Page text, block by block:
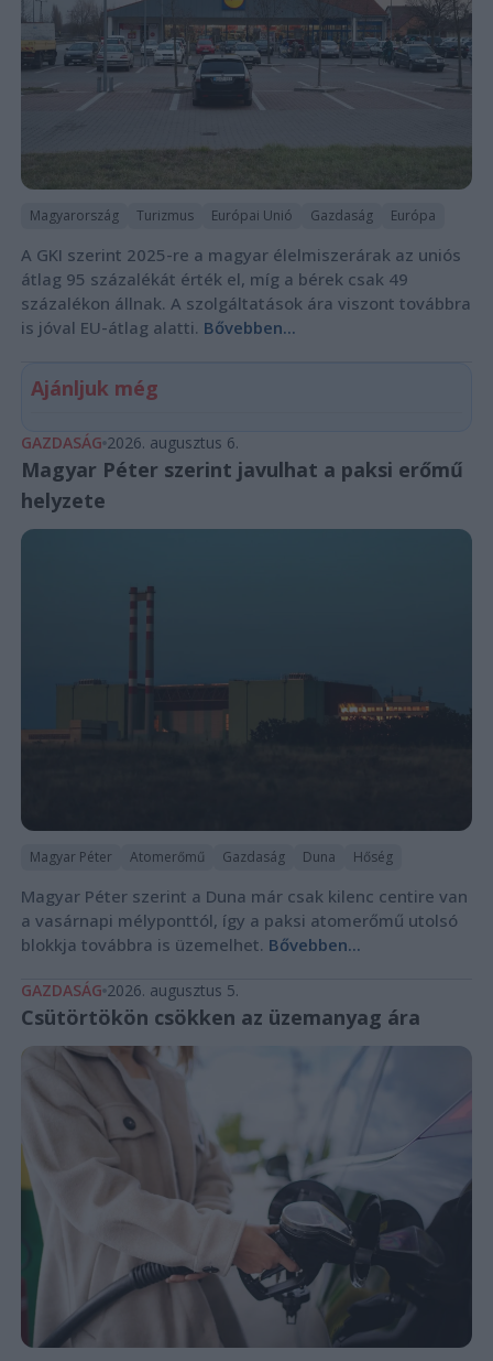
Magyarország Turizmus Európai Unió Gazdaság Európa
A GKI szerint 2025-re a magyar élelmiszerárak az uniós
átlag 95 százalékát érték el, míg a bérek csak 49
százalékon állnak. A szolgáltatások ára viszont továbbra
is jóval EU-átlag alatti. Bővebben...
Ajánljuk még
GAZDASÁG 2026. augusztus 6.
Magyar Péter szerint javulhat a paksi erőmű
helyzete
Magyar Péter Atomerőmű Gazdaság Duna Hőség
Magyar Péter szerint a Duna már csak kilenc centire van
a vasárnapi mélyponttól, így a paksi atomerőmű utolsó
blokkja továbbra is üzemelhet. Bővebben...
GAZDASÁG 2026. augusztus 5.
Csütörtökön csökken az üzemanyag ára